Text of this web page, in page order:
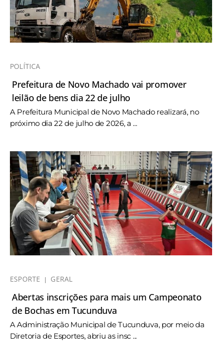
POLÍTICA
Prefeitura de Novo Machado vai promover
leilão de bens dia 22 de julho
A Prefeitura Municipal de Novo Machado realizará, no
próximo dia 22 de julho de 2026, a ...
ESPORTE GERAL
Abertas inscrições para mais um Campeonato
de Bochas em Tucunduva
A Administração Municipal de Tucunduva, por meio da
Diretoria de Esportes, abriu as insc ...